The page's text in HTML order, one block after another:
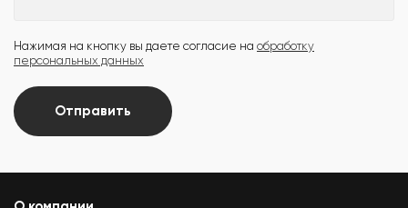
Нажимая на кнопку вы даете согласие на обработку
персональных данных
Отправить